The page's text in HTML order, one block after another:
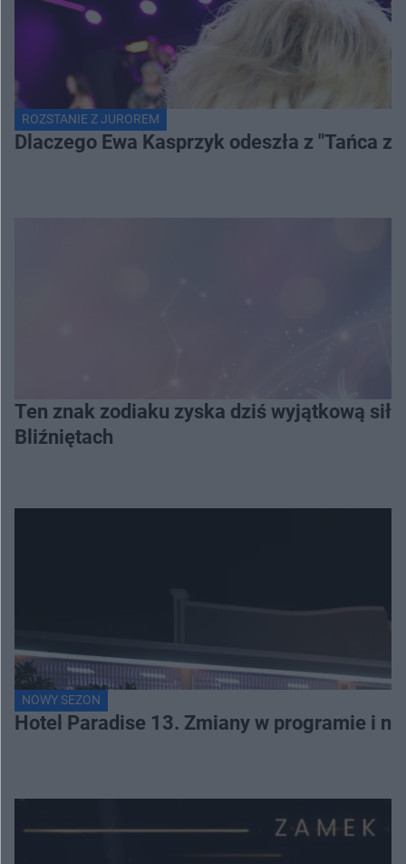
ROZSTANIE Z JUROREM
Dlaczego Ewa Kasprzyk odeszła z "Tańca
Ten znak zodiaku zyska dziś wyjątkową
Bliźniętach
NOWY SEZON
Hotel Paradise 13. Zmiany w programie i